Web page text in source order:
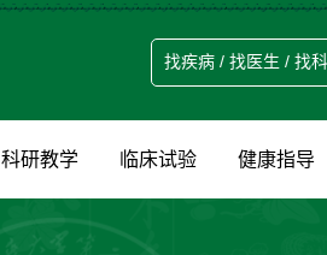
科研教学 临床试验 健康指导